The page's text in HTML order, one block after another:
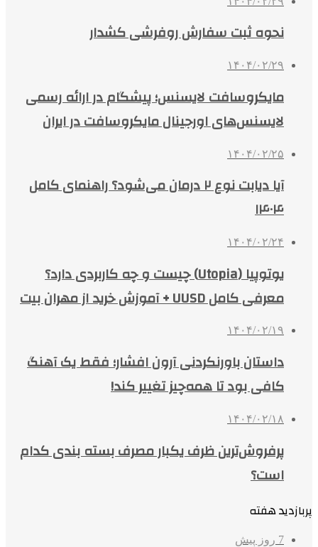
نحوه ثبت سفارش روفرشی کشدار
۱۴۰۴/۰۲/۲۹
مایکروسافت لایسنس؛ پیشگام در ارائه رسمی
لایسنس‌های اورجینال مایکروسافت در ایران
۱۴۰۴/۰۲/۲۵
آیا دیابت نوع ۲ درمان می‌شود؟ راهنمای کامل
۱۴۰۴
۱۴۰۴/۰۲/۲۴
یوتوپیا (Utopia) چیست و چه کاربردی دارد؟
معرفی کامل UUSD + آموزش خرید از مهران بیت
۱۴۰۴/۰۲/۱۹
داستان باورنکردنی آرون افشار؛ فقط یک آهنگ
کافی بود تا همه‌چیز تغییر کند!
۱۴۰۴/۰۲/۱۸
پرفروش‌ترین ظرف یکبار مصرف بسته بندی کدام
است؟
پربازدید هفته
7 روز پیش